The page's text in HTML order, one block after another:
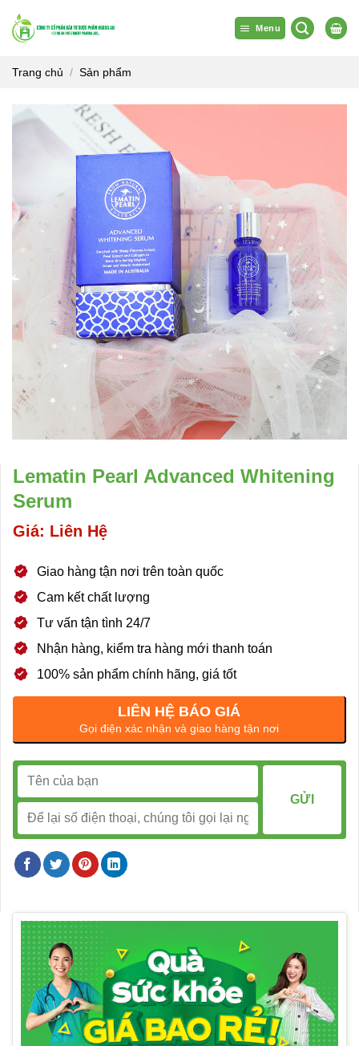
qua
dung
Menu
Trang chủ / Sản phẩm
Lematin Pearl Advanced Whitening
Serum
Giá: Liên Hệ
Giao hàng tận nơi trên toàn quốc
Cam kết chất lượng
Tư vấn tận tình 24/7
Nhận hàng, kiểm tra hàng mới thanh toán
100% sản phẩm chính hãng, giá tốt
LIÊN HỆ BÁO GIÁ
Gọi điện xác nhận và giao hàng tận nơi